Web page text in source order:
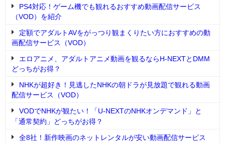
PS4対応！ゲーム機でも観れるおすすめ動画配信サービス
（VOD）を紹介
定額でアダルトAVをがっつり観まくりたい方におすすめの動
画配信サービス（VOD）
エロアニメ、アダルトアニメ動画を観るならH-NEXTとDMM
どっちがお得？
NHKが超好き！見逃したNHKの朝ドラが見放題で観れる動画
配信サービス（VOD）
VODでNHKが観たい！「U-NEXTのNHKオンデマンド」と
「通常契約」どっちがお得？
全8社！新作映画のネットレンタルが安い動画配信サービス